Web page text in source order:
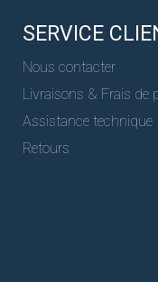
SERVICE
Nous contacter
Livraisons & Frais de
Assistance technique
Retours